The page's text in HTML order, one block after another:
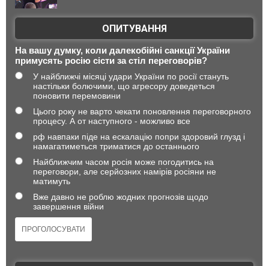
ОПИТУВАННЯ
На вашу думку, коли далекобійні санкції України
примусять росію сісти за стіл переговорів?
У найближчі місяці удари України по росії стануть
настільки болючими, що агресору доведеться
поновити перемовини
Цього року не варто чекати поновлення переговорного
процесу. А от наступного - можливо все
рф навпаки піде на ескалацію попри здоровий глузд і
намагатиметься триматися до останнього
Найближчим часом росія може погодитись на
переговори, але серйозних намірів росіяни не
матимуть
Вже давно не роблю жодних прогнозів щодо
завершення війни